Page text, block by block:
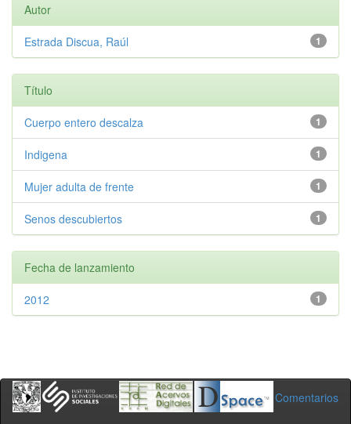
Autor
1
Estrada Discua, Raúl
Título
1
Cuerpo entero descalza
1
Indigena
1
Mujer adulta de frente
1
Senos descubiertos
Fecha de lanzamiento
1
2012
Comentarios